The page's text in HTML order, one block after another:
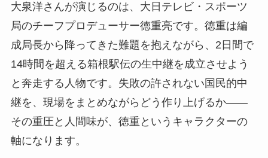
大泉洋さんが演じるのは、大日テレビ・スポーツ
局のチーフプロデューサー徳重亮です。徳重は編
成局長から降ってきた難題を抱えながら、2日間で
14時間を超える箱根駅伝の生中継を成立させよう
と奔走する人物です。失敗の許されない国民的中
継を、現場をまとめながらどう作り上げるか——
その重圧と人間味が、徳重というキャラクターの
軸になります。